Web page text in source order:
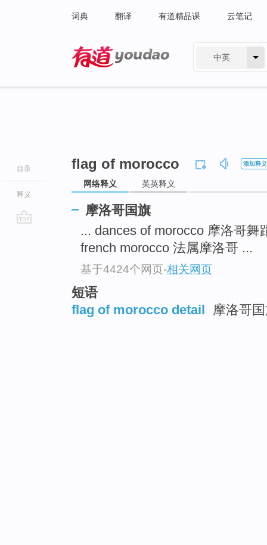
词典 翻译 有道精品课 云笔记
中英
目录
释义
flag of morocco 添加释义
网络释义 英英释义
摩洛哥国旗
... dances of morocco 摩洛哥舞
french morocco 法属摩洛哥 ...
基于4424个网页-相关网页
短语
flag of morocco detail
摩洛哥